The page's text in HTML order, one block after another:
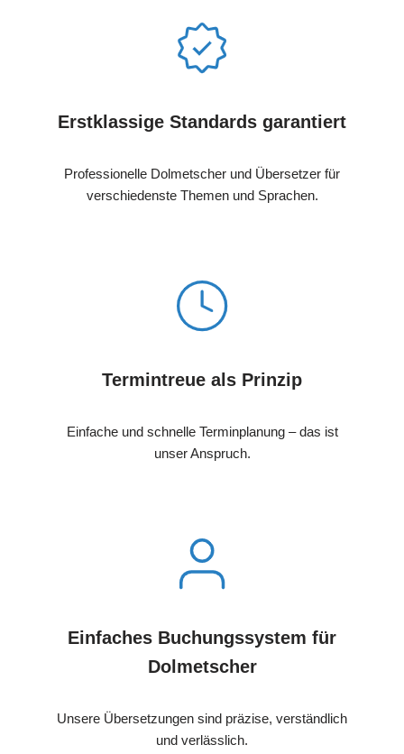
Erstklassige Standards garantiert
Professionelle Dolmetscher und Übersetzer für
verschiedenste Themen und Sprachen.
Termintreue als Prinzip
Einfache und schnelle Terminplanung – das ist
unser Anspruch.
Einfaches Buchungssystem für
Dolmetscher
Unsere Übersetzungen sind präzise, verständlich
und verlässlich.